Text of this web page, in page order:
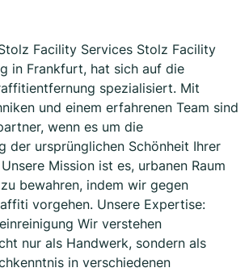
Facility Services Stolz Facility
in Frankfurt, hat sich auf die
spezialisiert. Mit
und einem erfahrenen Team sind
wenn es um die
der ursprünglichen Schönheit Ihrer
Mission ist es, urbanen Raum
bewahren, indem wir gegen
vorgehen. Unsere Expertise:
Wir verstehen
nur als Handwerk, sondern als
in verschiedenen